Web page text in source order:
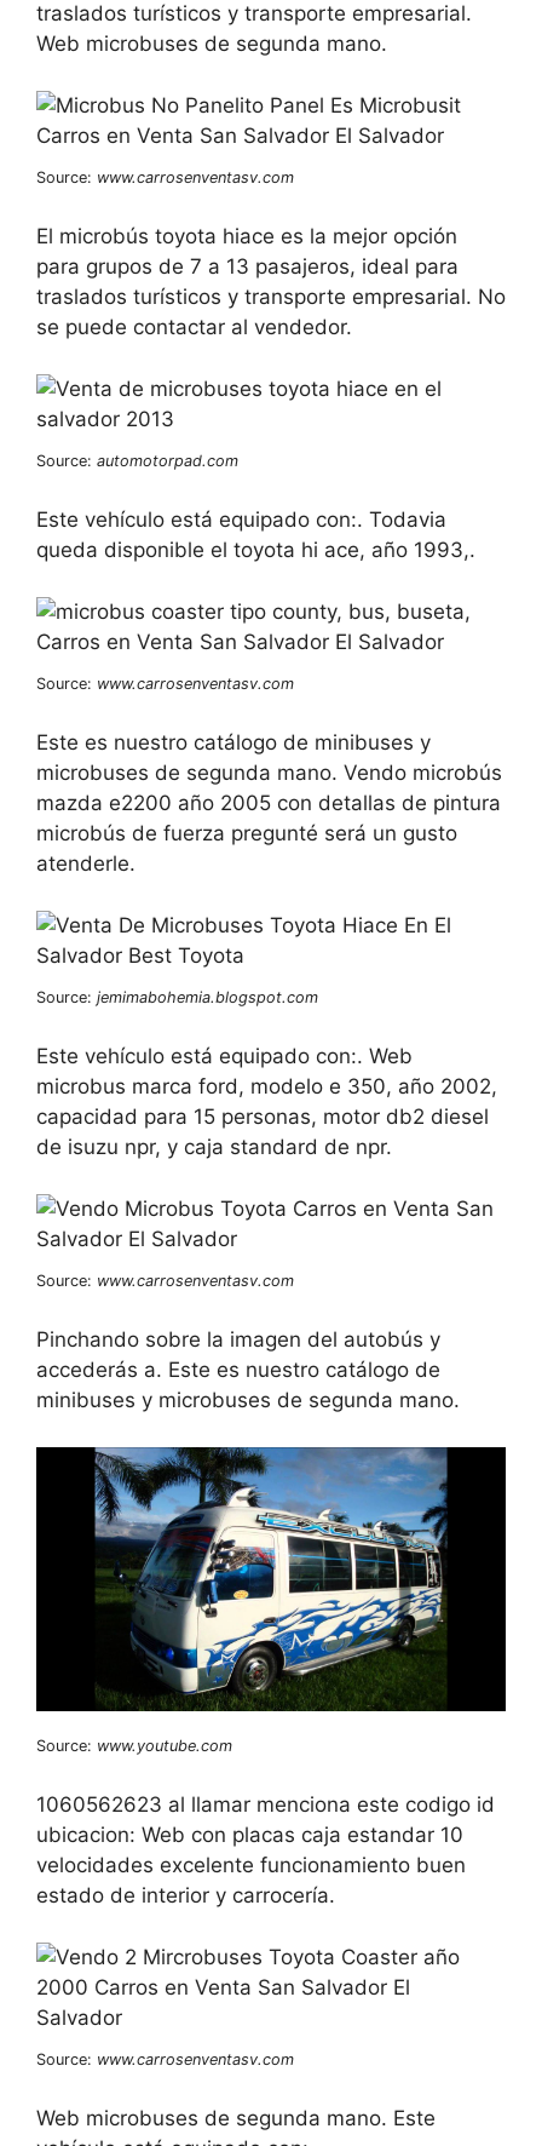
traslados turísticos y transporte empresarial.
Web microbuses de segunda mano.
Source: www.carrosenventasv.com
El microbús toyota hiace es la mejor opción
para grupos de 7 a 13 pasajeros, ideal para
traslados turísticos y transporte empresarial. No
se puede contactar al vendedor.
Source: automotorpad.com
Este vehículo está equipado con:. Todavia
queda disponible el toyota hi ace, año 1993,.
Source: www.carrosenventasv.com
Este es nuestro catálogo de minibuses y
microbuses de segunda mano. Vendo microbús
mazda e2200 año 2005 con detallas de pintura
microbús de fuerza pregunté será un gusto
atenderle.
Source: jemimabohemia.blogspot.com
Este vehículo está equipado con:. Web
microbus marca ford, modelo e 350, año 2002,
capacidad para 15 personas, motor db2 diesel
de isuzu npr, y caja standard de npr.
Source: www.carrosenventasv.com
Pinchando sobre la imagen del autobús y
accederás a. Este es nuestro catálogo de
minibuses y microbuses de segunda mano.
Source: www.youtube.com
1060562623 al llamar menciona este codigo id
ubicacion: Web con placas caja estandar 10
velocidades excelente funcionamiento buen
estado de interior y carrocería.
Source: www.carrosenventasv.com
Web microbuses de segunda mano. Este